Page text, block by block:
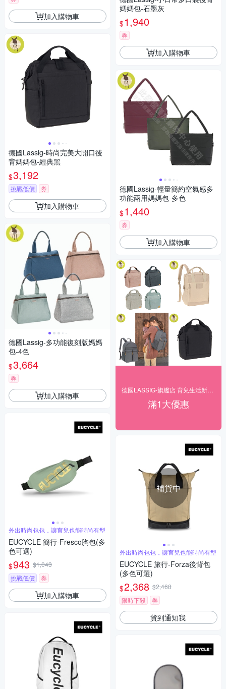
加入購物車
德國Lassig-時尚完美大開口後
背媽媽包-經典黑
$3,192
挑戰低價 券
加入購物車
德國Lassig-多功能復刻版媽媽
包-4色
$3,664
券
加入購物車
外出時尚包包，讓育兒也能時尚有型
EUCYCLE 簡行-Fresco胸包(多
色可選)
$943 $1,043
挑戰低價
券
加入購物車
媽媽包-石墨灰
$1,940
券
加入購物車
德國Lassig-輕量簡約空氣感多
功能兩用媽媽包-多色
$1,440
券
加入購物車
滿1大優惠
補貨中
外出時尚包包，讓育兒也能時尚有型
EUCYCLE 旅行-Forza後背包
(多色可選)
$2,368 $2,468
限時下殺
券
貨到通知我